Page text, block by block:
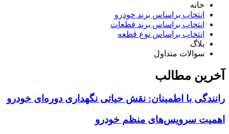
خانه
انتخاب براساس برند خودرو
انتخاب براساس برند قطعات
انتخاب براساس نوع قطعه
بلاگ
سوالات متداول
آخرین مطالب
رانندگی با اطمینان: نقش حیاتی نگهداری دوره‌ای خودرو
اهمیت سرویس‌های منظم خودرو